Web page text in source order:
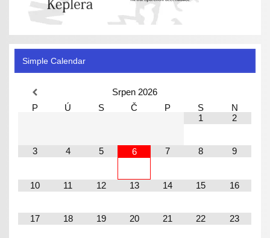
Simple Calendar
Srpen 2026
P
Ú S Č P S
N
1
2
3 4 5 6 7 8 9
10 11 12 13 14 15 16
17 18 19 20 21 22 23